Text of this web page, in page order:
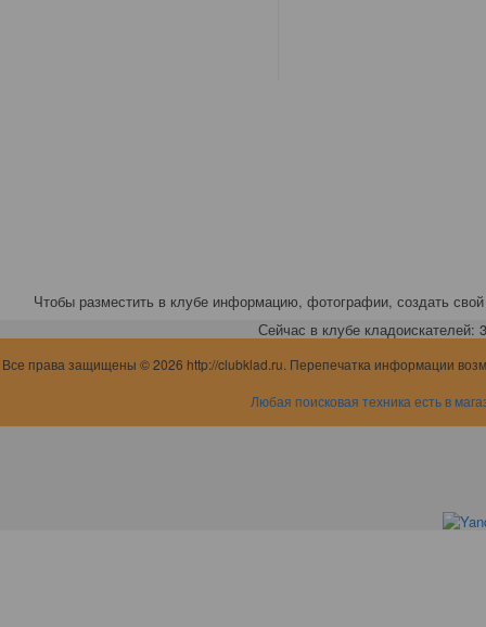
Чтобы разместить в клубе информацию, фотографии, создать свой
Сейчас в клубе кладоискателей:
Все права защищены © 2026 http://clubklad.ru. Перепечатка информации
Любая поисковая техника есть в